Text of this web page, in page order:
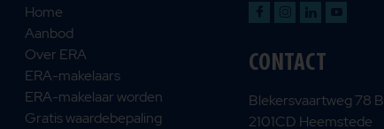
Home
Aanbod
Over ERA
ERA-makelaars
ERA-makelaar worden
Gratis waardebepaling
CONTACT
Blekersvaartweg 78 B
2101CD Heemstede